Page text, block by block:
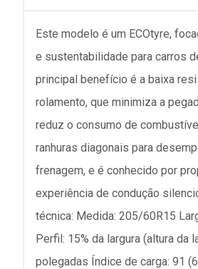
Este modelo é um ECOtyre,
e sustentabilidade para carros
principal benefício é a baixa
rolamento, que minimiza a
reduz o consumo de
ranhuras diagonais para
frenagem, e é conhecido por
experiência de condução
técnica: Medida: 205/60R15
Perfil: 15% da largura (altura da
polegadas Índice de carga: 91